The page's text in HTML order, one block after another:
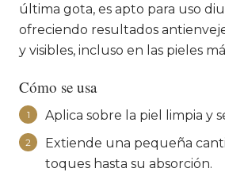
última gota, es apto para uso
ofreciendo resultados
y visibles, incluso en las pieles
Cómo se usa
1 Aplica sobre la piel limpia y
2
Extiende una pequeña
toques hasta su absorción.